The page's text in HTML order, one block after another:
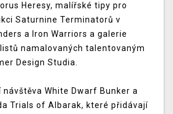
Heresy, malířské tipy pro
Saturnine Terminatorů v
a Iron Warriors a galerie
namalovaných talentovaným
Design Studia.
návštěva White Dwarf Bunker a
Trials of Albarak, které přidávají